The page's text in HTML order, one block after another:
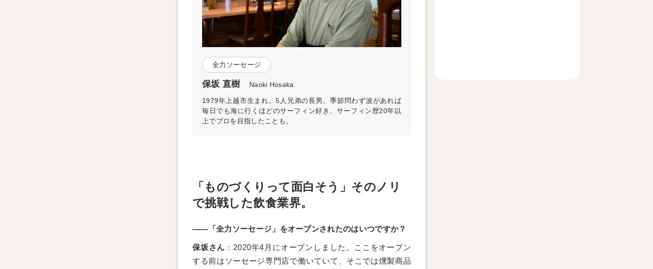
全力ソーセージ
保坂 直樹 Naoki Hosaka
1979年上越市生まれ。5人兄弟の長男。季節問わず波があれば
毎日でも海に行くほどのサーフィン好き。サーフィン歴20年以
上でプロを目指したことも。
「ものづくりって面白そう」そのノリ
で挑戦した飲食業界。
――「全力ソーセージ」をオープンされたのはいつですか？
保坂さん ：2020年4月にオープンしました。ここをオープン
する前はソーセージ専門店で働いていて、そこでは燻製商品